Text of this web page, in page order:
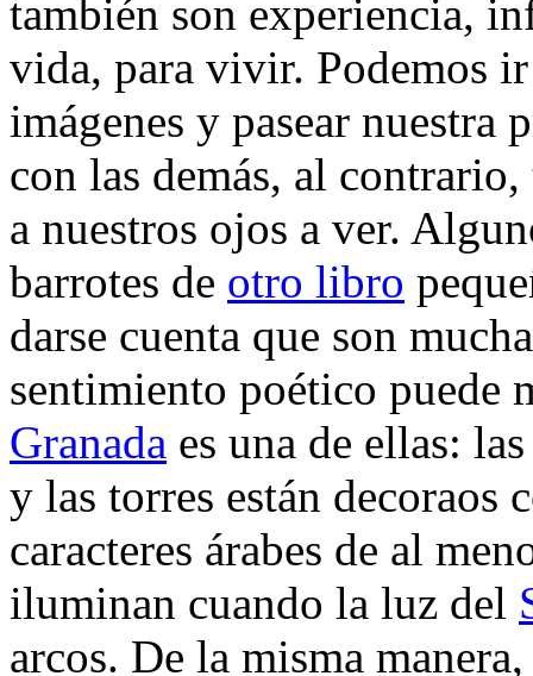
también son experiencia,
vida, para vivir. Podemos
imágenes y pasear nuestra
con las demás, al
a nuestros ojos a ver.
barrotes de otro libro
darse cuenta que son
sentimiento poético puede
Granada es una de ellas:
y las torres están decoraos
caracteres árabes de al
iluminan cuando la luz del
arcos. De la misma